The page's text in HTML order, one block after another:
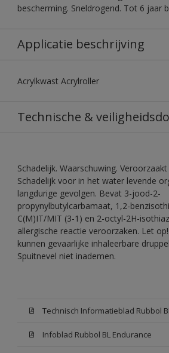
bescherming. Sneldrogend. Tot 6 jaar
Applicatie beschrijving
Acrylkwast Acrylroller
Technische &
Schadelijk. Waarschuwing.
Schadelijk voor in het water levende
langdurige gevolgen. Bevat 3-jood-2-
propynylbutylcarbamaat, 1,2-
C(M)IT/MIT (3-1) en 2-octyl-2H-
allergische reactie veroorzaken. Let
kunnen gevaarlijke inhaleerbare
Spuitnevel niet inademen.
Infoblad Rubbol BL Endurance